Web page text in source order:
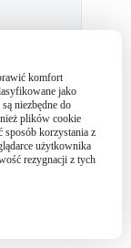
komfort
jako
niezbędne do
plików cookie
sposób korzystania z
użytkownika
rezygnacji z tych